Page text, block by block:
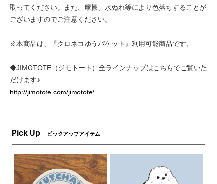
取ってください。また、摩擦、水ぬれ等により色落ちすることが
ございますのでご注意ください。
※本商品は、『クロネコゆうパケット』利用可能商品です。
◆JIMOTOTE（ジモトート）全ラインナップはこちらでご覧いた
だけます♪
http://jimotote.com/jimotote/
Pick Up ピックアップアイテム